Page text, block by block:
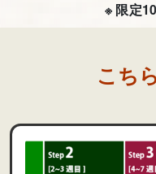
※ 限定
こち